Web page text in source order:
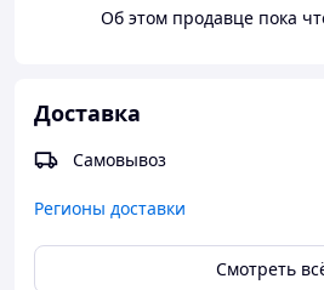
Об этом продавце пока
Доставка
Самовывоз
Регионы доставки
Смотреть